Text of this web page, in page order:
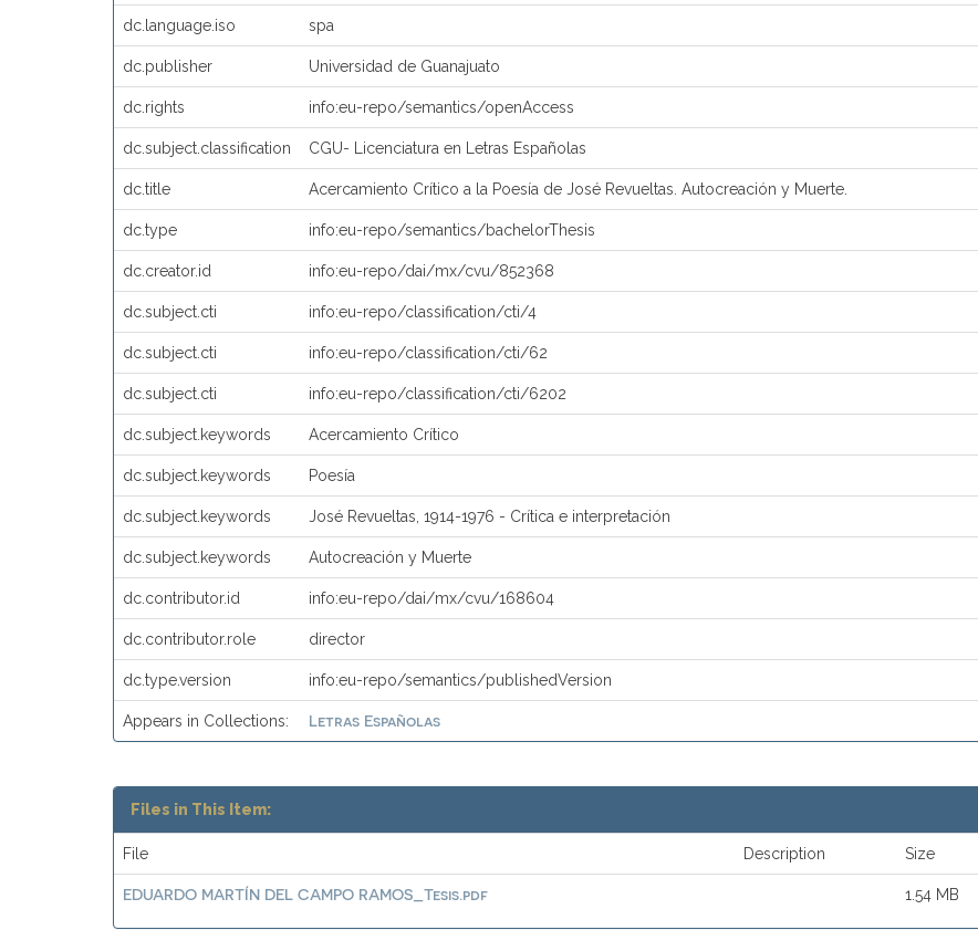
dc.language.iso spa
dc.publisher Universidad de Guanajuato
dc.rights info:eu-repo/semantics/openAccess
dc.subject.classification CGU- Licenciatura en Letras Españolas
dc.title Acercamiento Crítico a la Poesía de José Revueltas. Autocreación y Muerte.
dc.type info:eu-repo/semantics/bachelorThesis
dc.creator.id info:eu-repo/dai/mx/cvu/852368
dc.subject.cti info:eu-repo/classification/cti/4
dc.subject.cti info:eu-repo/classification/cti/62
dc.subject.cti info:eu-repo/classification/cti/6202
dc.subject.keywords Acercamiento Crítico
dc.subject.keywords Poesía
dc.subject.keywords José Revueltas, 1914-1976 - Crítica e interpretación
dc.subject.keywords Autocreación y Muerte
dc.contributor.id info:eu-repo/dai/mx/cvu/168604
dc.contributor.role director
dc.type.version info:eu-repo/semantics/publishedVersion
Appears in Collections: Letras Españolas
Files in This Item:
File Description Size
EDUARDO MARTÍN DEL CAMPO RAMOS_Tesis.pdf 1.54 MB